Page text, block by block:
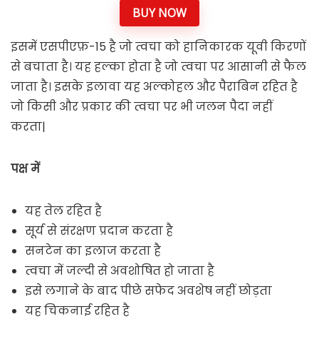
BUY NOW
इसमें एसपीएफ़-15 है जो त्वचा को हानिकारक यूवी किरणों
से बचाता है। यह हल्का होता है जो त्वचा पर आसानी से फैल
जाता है। इसके इलावा यह अल्कोहल और पैराबिन रहित है
जो किसी और प्रकार की त्वचा पर भी जलन पैदा नहीं
करता|
पक्ष में
यह तेल रहित है
सूर्य से संरक्षण प्रदान करता है
सनटेन का इलाज करता है
त्वचा में जल्दी से अवशोषित हो जाता है
इसे लगाने के बाद पीछे सफेद अवशेष नहीं छोड़ता
यह चिकनाई रहित है